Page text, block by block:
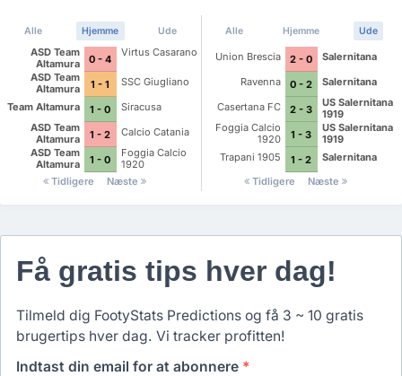
Alle Hjemme Ude
ASD Team
Altamura
0 - 4
Virtus Casarano
ASD Team
Altamura
1 - 1
SSC Giugliano
Team Altamura
1 - 0
Siracusa
ASD Team
Altamura
1 - 2
Calcio Catania
ASD Team
Altamura
1 - 0
Foggia Calcio
1920
Tidligere
Næste
Alle Hjemme Ude
Union Brescia 2 - 0
Salernitana
Ravenna
0 - 2
Salernitana
Casertana FC
2 - 3
US Salernitana
1919
Foggia Calcio
1920
1 - 3
US Salernitana
1919
Trapani 1905
1 - 2
Salernitana
Tidligere
Næste
Få gratis tips hver dag!
Tilmeld dig FootyStats Predictions og få 3 ~ 10 gratis
brugertips hver dag. Vi tracker profitten!
Indtast din email for at abonnere *